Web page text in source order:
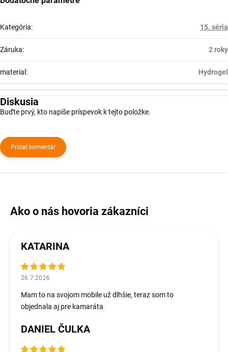
Kategória: 15. séria
Záruka: 2 roky
material: Hydrogel
Diskusia
Buďte prvý, kto napíše príspevok k tejto položke.
Pridať komentár
KATARINA
26.7.2026
Mam to na svojom mobile už dlhšie, teraz som to
objednala aj pre kamaráta
DANIEL ČULKA